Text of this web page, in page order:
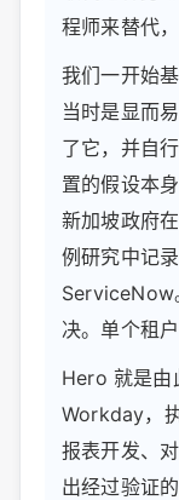
程师来替代
我们一开始
当时是显而
了它，并自
置的假设本
新加坡政府
例研究中记
ServiceNow
决。单个租
Hero 就是由
Workday，
报表开发、
出经过验证